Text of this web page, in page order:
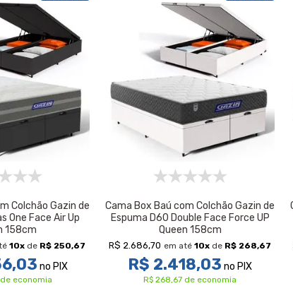
Colchão Gazin de
One Face Air Up
158cm
10x de R$ 250,67
no PIX
economia
Cama Box Baú com Colchão Gazin de
Espuma D60 Double Face Force UP
Queen 158cm
R$ 2.686,70 em até 10x de R$ 268,67
R$ 2.418,03 no PIX
R$ 268,67 de economia